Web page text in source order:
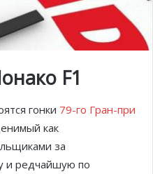
F1
гонки 79-го Гран-при
как
за
и редчайшую по